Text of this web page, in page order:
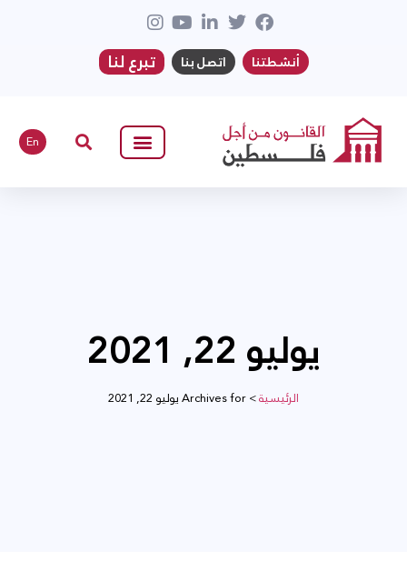
أنشطتنا اتصل بنا تبرع لنا
En
يوليو 22, 2021
الرئيسية>Archives for يوليو 22, 2021